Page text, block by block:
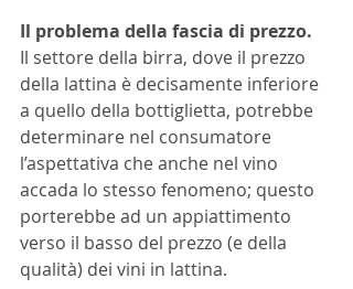
Il problema della fascia di prezzo.
Il settore della birra, dove il prezzo
della lattina è decisamente inferiore
a quello della bottiglietta, potrebbe
determinare nel consumatore
l’aspettativa che anche nel vino
accada lo stesso fenomeno; questo
porterebbe ad un appiattimento
verso il basso del prezzo (e della
qualità) dei vini in lattina.